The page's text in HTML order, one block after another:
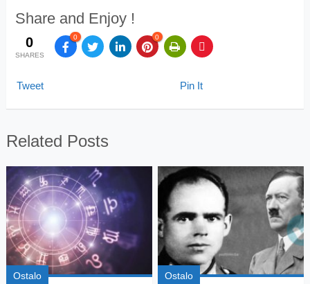
Share and Enjoy !
0
SHARES
0 0
Tweet Pin It
Related Posts
Ostalo Ostalo